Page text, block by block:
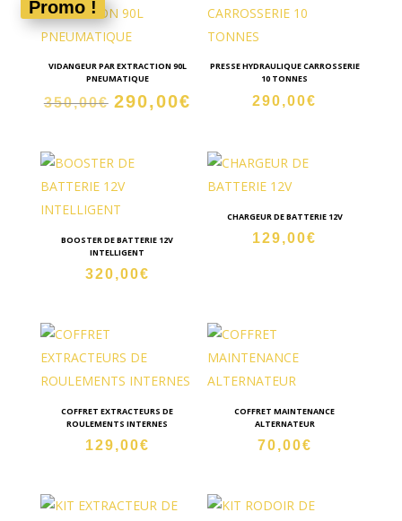
129,00€.
80,00€.
Promo !
VIDANGEUR PAR EXTRACTION 90L
PNEUMATIQUE
350,00€ Le
était :
350,00€.
290,00€
est :
290,00€.
PRESSE HYDRAULIQUE CARROSSERIE
10 TONNES
290,00€
BOOSTER DE BATTERIE 12V
INTELLIGENT
320,00€
CHARGEUR DE BATTERIE 12V
129,00€
COFFRET EXTRACTEURS DE
ROULEMENTS INTERNES
129,00€
COFFRET MAINTENANCE
ALTERNATEUR
70,00€